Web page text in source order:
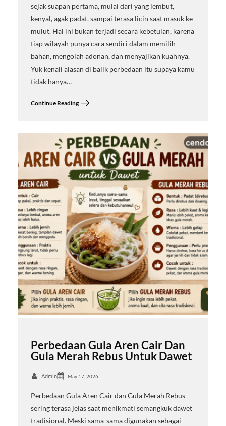
sejak suapan pertama, mulai dari yang lembut,
kenyal, agak padat, sampai terasa licin saat masuk ke
mulut. Hal ini bukan terjadi secara kebetulan, karena
tiap wilayah punya cara sendiri dalam memilih
bahan, mengolah adonan, dan menyajikan kuahnya.
Yuk kenali alasan di balik perbedaan itu supaya kamu
tidak hanya…
Continue Reading
Perbedaan Gula Aren Cair Dan
Gula Merah Rebus Untuk Dawet
Admin May 17, 2026
Perbedaan Gula Aren Cair dan Gula Merah Rebus
sering terasa jelas saat menikmati semangkuk dawet
tradisional. Meski sama-sama digunakan sebagai